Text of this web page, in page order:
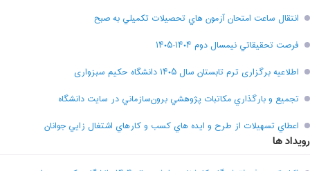
انتقال ساعت امتحان آزمون هاي تحصيلات تکميلي به صبح
فرصت تحقيقاتي نیمسال دوم ۱۴۰۴-۱۴۰۵
اطلاعیه برگزاری ترم تابستان سال ۱۴۰۵ دانشگاه حکیم سبزواری
تجميع و بارگذاري مکاتبات پژوهشي برون‌سازماني در سايت دانشگاه
اعطاي تسهيلات از طرح و ايده هاي کسب و کارهاي اشتغال زايي جوانان
رویداد ها